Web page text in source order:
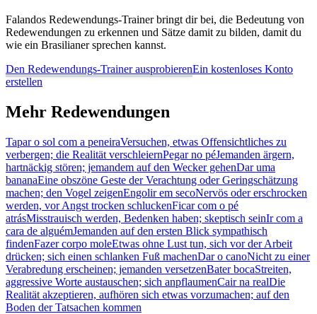
Falandos Redewendungs-Trainer bringt dir bei, die Bedeutung von
Redewendungen zu erkennen und Sätze damit zu bilden, damit du
wie ein Brasilianer sprechen kannst.
Den Redewendungs-Trainer ausprobierenEin kostenloses Konto
erstellen
Mehr Redewendungen
Tapar o sol com a peneiraVersuchen, etwas Offensichtliches zu
verbergen; die Realität verschleiernPegar no péJemanden ärgern,
hartnäckig stören; jemandem auf den Wecker gehenDar uma
bananaEine obszöne Geste der Verachtung oder Geringschätzung
machen; den Vogel zeigenEngolir em secoNervös oder erschrocken
werden, vor Angst trocken schluckenFicar com o pé
atrásMisstrauisch werden, Bedenken haben; skeptisch seinIr com a
cara de alguémJemanden auf den ersten Blick sympathisch
findenFazer corpo moleEtwas ohne Lust tun, sich vor der Arbeit
drücken; sich einen schlanken Fuß machenDar o canoNicht zu einer
Verabredung erscheinen; jemanden versetzenBater bocaStreiten,
aggressive Worte austauschen; sich anpflaumenCair na realDie
Realität akzeptieren, aufhören sich etwas vorzumachen; auf den
Boden der Tatsachen kommen